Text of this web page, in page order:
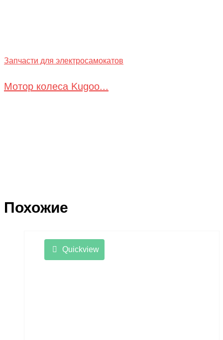
Запчасти для электросамокатов
Мотор колеса Kugoo...
Похожие
Quickview